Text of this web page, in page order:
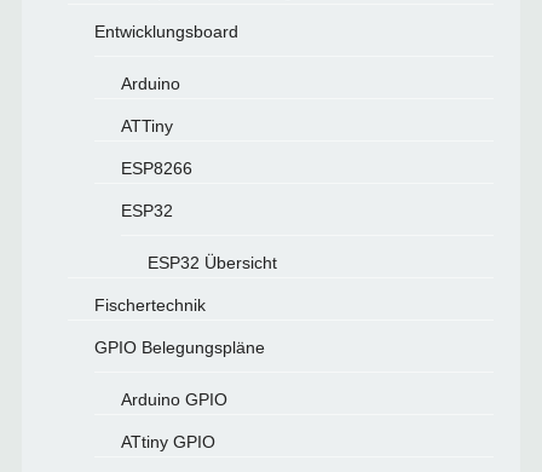
Entwicklungsboard
Arduino
ATTiny
ESP8266
ESP32
ESP32 Übersicht
Fischertechnik
GPIO Belegungspläne
Arduino GPIO
ATtiny GPIO